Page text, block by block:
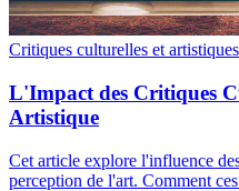
Critiques culturelles et artistiques
L'Impact des Critiques
Artistique
Cet article explore l'influence
perception de l'art. Comment